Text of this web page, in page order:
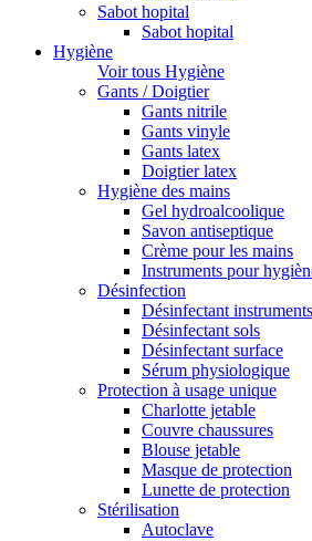
Sabot hopital
Sabot hopital
Hygiène
Voir tous Hygiène
Gants / Doigtier
Gants nitrile
Gants vinyle
Gants latex
Doigtier latex
Hygiène des mains
Gel hydroalcoolique
Savon antiseptique
Crème pour les mains
Instruments pour
Désinfection
Désinfectant instruments
Désinfectant sols
Désinfectant surface
Sérum physiologique
Protection à usage unique
Charlotte jetable
Couvre chaussures
Blouse jetable
Masque de protection
Lunette de protection
Stérilisation
Autoclave